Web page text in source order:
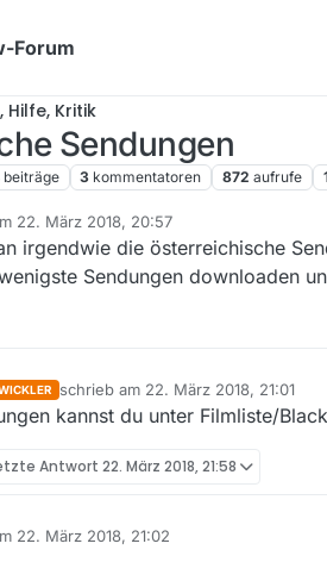
Forum
Hilfe, Kritik
Sendungen
beiträge 3 kommentatoren 872 aufrufe
22. März 2018, 20:57
von
irgendwie die österreichische
Sendungen downloaden
schrieb am 22. März 2018, 21:01
zuletzt editiert von
kannst du unter Filmliste/
Antwort 22. März 2018, 21:58
22. März 2018, 21:02
von